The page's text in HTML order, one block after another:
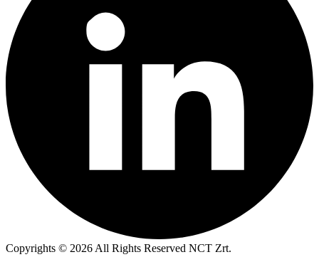
Copyrights © 2026 All Rights Reserved NCT Zrt.